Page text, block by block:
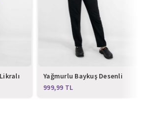
Yağmurlu Baykuş Desenli
Likralı Alt Üst Takım
TL